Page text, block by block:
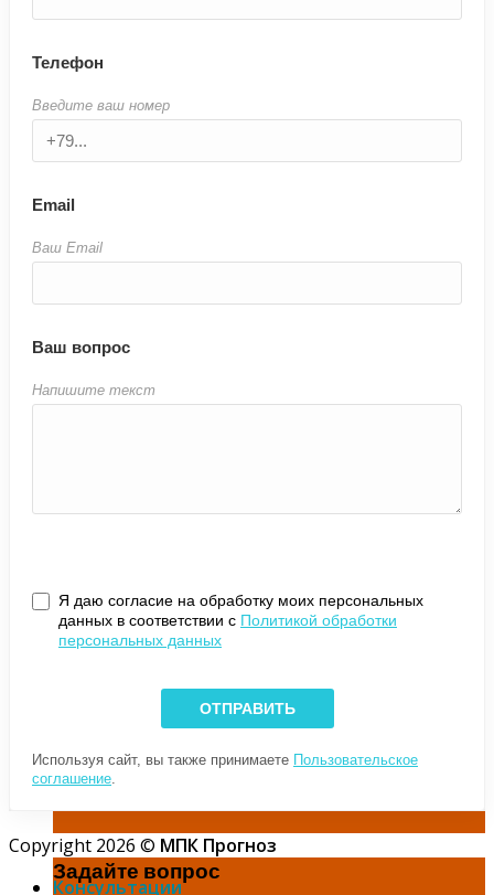
Задайте вопрос
Телефон
Введите ваш номер
Email
Ваш Email
Ваш вопрос
Напишите текст
Я даю согласие на обработку моих персональных
данных в соответствии с Политикой обработки
персональных данных
Используя сайт, вы также принимаете Пользовательское
соглашение.
Copyright 2026 © МПК Прогноз
Консультации